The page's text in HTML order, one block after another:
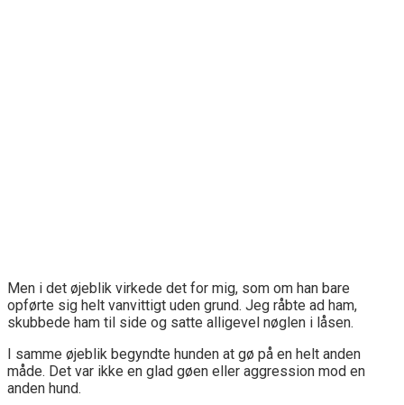
Men i det øjeblik virkede det for mig, som om han bare
opførte sig helt vanvittigt uden grund. Jeg råbte ad ham,
skubbede ham til side og satte alligevel nøglen i låsen.
I samme øjeblik begyndte hunden at gø på en helt anden
måde. Det var ikke en glad gøen eller aggression mod en
anden hund.